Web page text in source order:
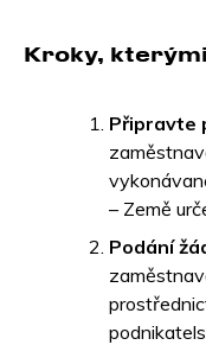
Kroky,
Připravte
– Země
Podání